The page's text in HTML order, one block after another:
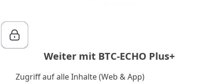
Weiter mit BTC-ECHO Plus+
Zugriff auf alle Inhalte (Web & App)